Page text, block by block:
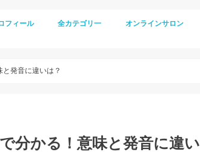
フィール 全カテゴリ一 オンラインサロン
発音に違いは？
分かる！意味と発音に違い